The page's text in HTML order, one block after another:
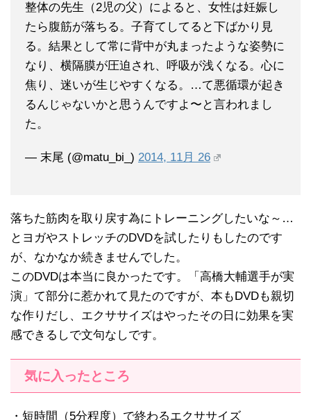
整体の先生（2児の父）によると、女性は妊娠し
たら腹筋が落ちる。子育てしてると下ばかり見
る。結果として常に背中が丸まったような姿勢に
なり、横隔膜が圧迫され、呼吸が浅くなる。心に
焦り、迷いが生じやすくなる。…て悪循環が起き
るんじゃないかと思うんですよ〜と言われまし
た。
— 末尾 (@matu_bi_) 2014, 11月 26
落ちた筋肉を取り戻す為にトレーニングしたいな～…
とヨガやストレッチのDVDを試したりもしたのです
が、なかなか続きませんでした。
このDVDは本当に良かったです。「高橋大輔選手が実
演」て部分に惹かれて見たのですが、本もDVDも親切
な作りだし、エクササイズはやったその日に効果を実
感できるしで文句なしです。
気に入ったところ
・短時間（5分程度）で終わるエクササイズ